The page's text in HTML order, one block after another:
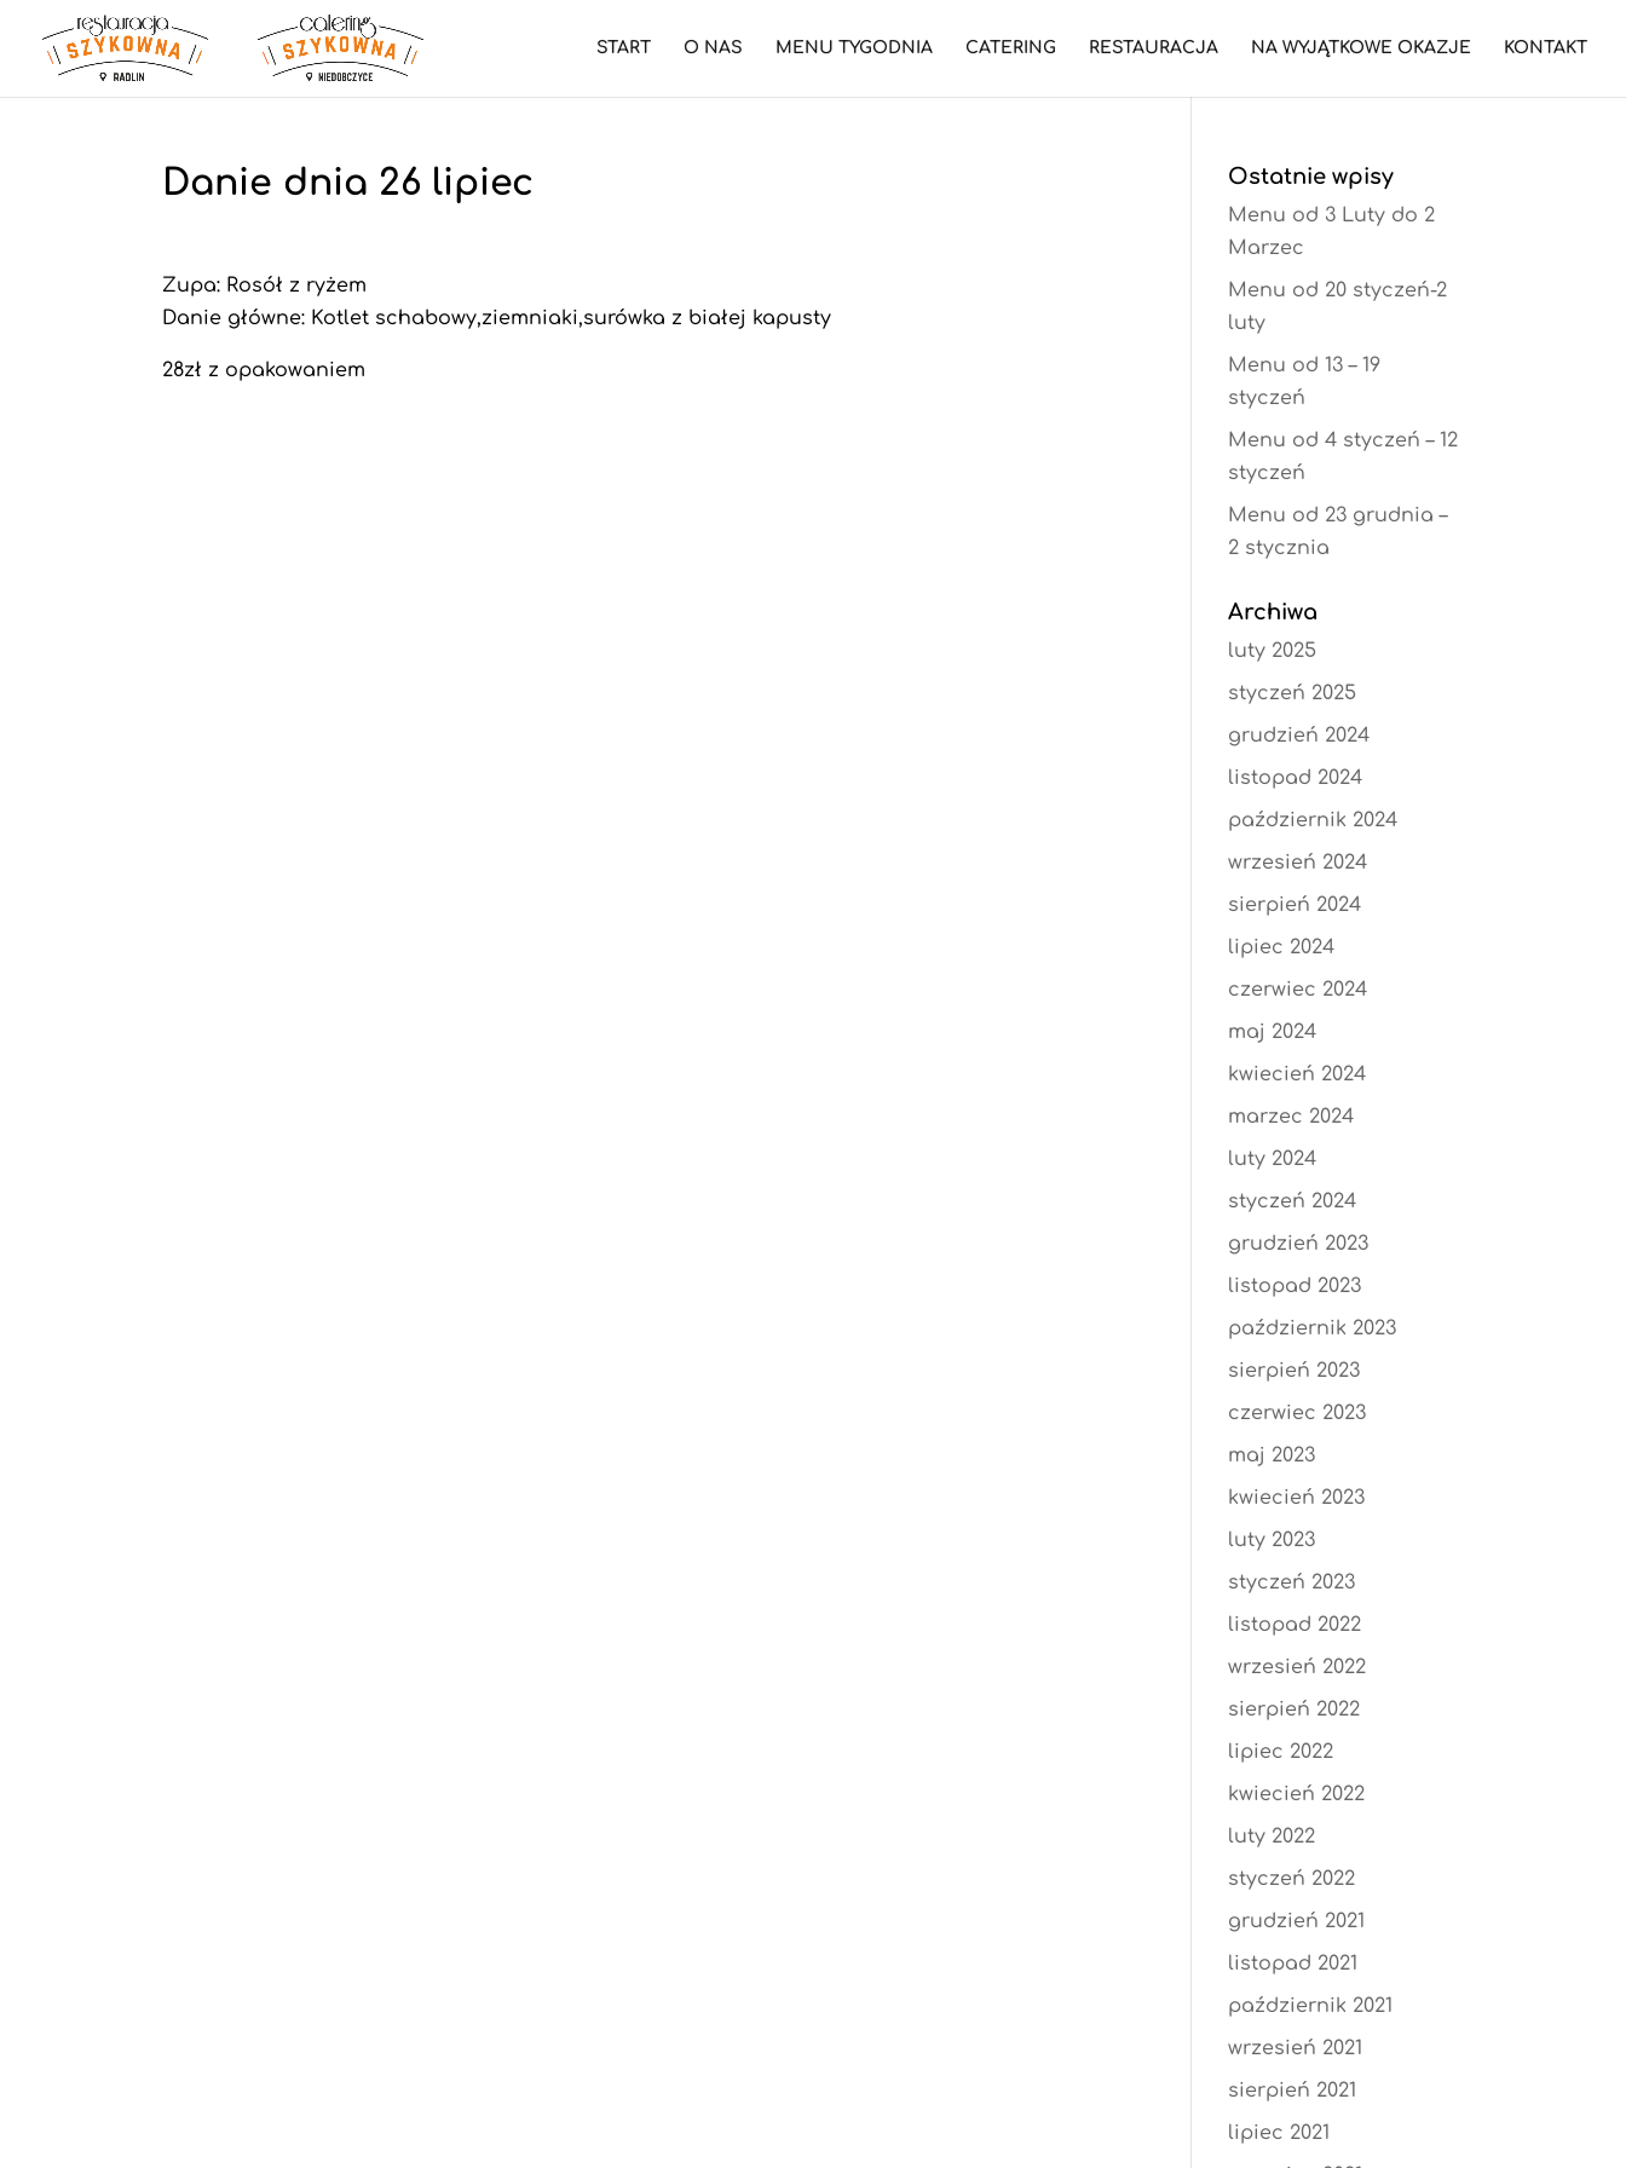
START O NAS MENU TYGODNIA CATERING RESTAURACJA NA WYJĄTKOWE OKAZJE KONTAKT
Danie dnia 26 lipiec
Zupa: Rosół z ryżem
Danie główne: Kotlet schabowy,ziemniaki,surówka z białej kapusty
28zł z opakowaniem
Ostatnie wpisy
Menu od 3 Luty do 2
Marzec
Menu od 20 styczeń-2
luty
Menu od 13 – 19
styczeń
Menu od 4 styczeń – 12
styczeń
Menu od 23 grudnia –
2 stycznia
Archiwa
luty 2025
styczeń 2025
grudzień 2024
listopad 2024
październik 2024
wrzesień 2024
sierpień 2024
lipiec 2024
czerwiec 2024
maj 2024
kwiecień 2024
marzec 2024
luty 2024
styczeń 2024
grudzień 2023
listopad 2023
październik 2023
sierpień 2023
czerwiec 2023
maj 2023
kwiecień 2023
luty 2023
styczeń 2023
listopad 2022
wrzesień 2022
sierpień 2022
lipiec 2022
kwiecień 2022
luty 2022
styczeń 2022
grudzień 2021
listopad 2021
październik 2021
wrzesień 2021
sierpień 2021
lipiec 2021